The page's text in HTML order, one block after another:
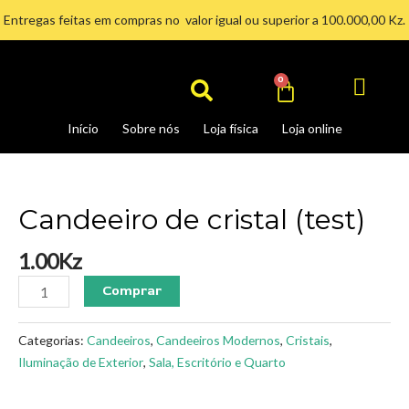
Entregas feitas em compras no valor igual ou superior a 100.000,00 Kz.
Search
Início Sobre nós Loja física Loja online
0
Candeeiro de cristal (test)
1.00Kz
cristal
(test)
quantidade
Comprar
Categorias: Candeeiros, Candeeiros Modernos, Cristais,
Iluminação de Exterior, Sala, Escritório e Quarto